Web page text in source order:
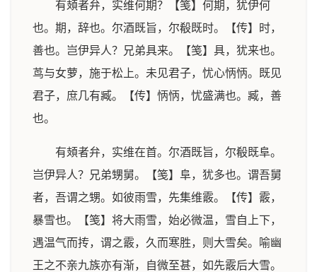
有頍者弁，实维何期？【笺】何期，犹伊何
也。期，辞也。尔酒既旨，尔殽既时。【传】时，
善也。岂伊异人？兄弟具来。【笺】具，犹来也。
茑与女萝，施于松上。未见君子，忧心怲怲。既见
君子，庶几有臧。【传】怲怲，忧盛满也。臧，善
也。
有頍者弁，实维在首。尔酒既旨，尔殽既阜。
岂伊异人？兄弟甥舅。【笺】阜，犹多也。谓吾舅
者，吾谓之甥。如彼雨雪，先集维霰。【传】霰，
暴雪也。【笺】将大雨雪，始必微温，雪自上下，
遇温气而抟，谓之霰，久而寒胜，则大雪矣。喻幽
王之不亲九族亦有渐，自微至甚，如先霰后大雪。